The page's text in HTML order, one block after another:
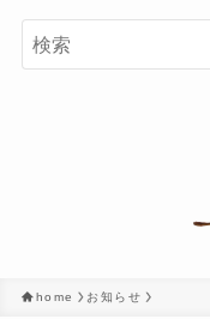
home お知らせ